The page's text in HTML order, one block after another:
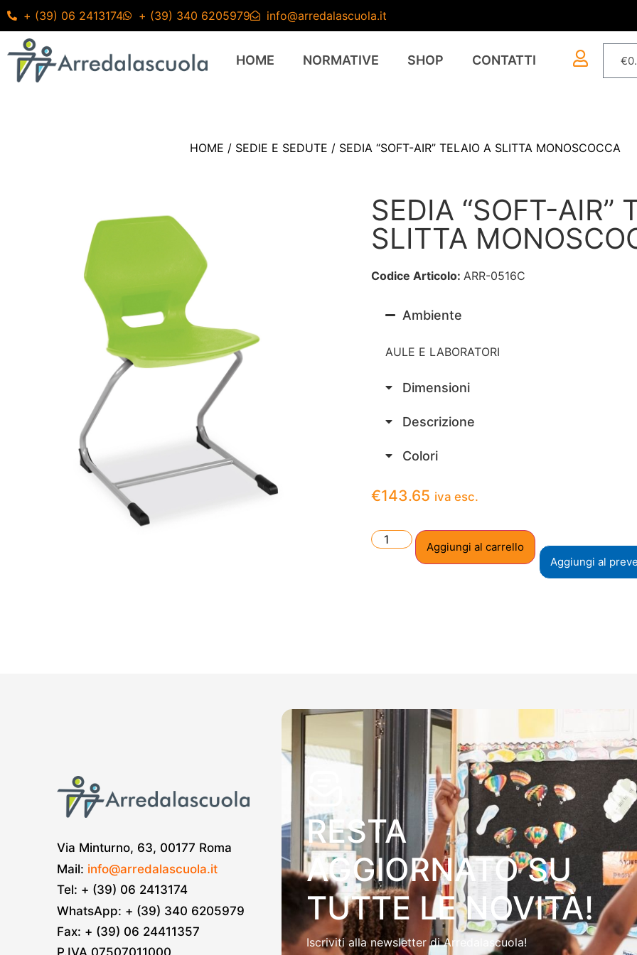
+ (39) 06 2413174 + (39) 340 6205979 info@arredalascuola.it
HOME NORMATIVE SHOP CONTATTI €
HOME / SEDIE E SEDUTE / SEDIA “SOFT-AIR” TELAIO A SLITTA MONOSCOCCA
SEDIA “SOFT-AIR”
SLITTA
Codice Articolo: ARR-0516C
Ambiente
AULE E LABORATORI
Dimensioni
Descrizione
Colori
€143.65 iva esc.
Aggiungi al carrello
Aggiungi al
Via Minturno, 63, 00177 Roma
Mail: info@arredalascuola.it
Tel: + (39) 06 2413174
WhatsApp: + (39) 340 6205979
Fax: + (39) 06 24411357
RESTA
AGGIORNATO SU
TUTTE LE NOVITÀ!
Iscriviti alla newsletter di Arredalascuola!